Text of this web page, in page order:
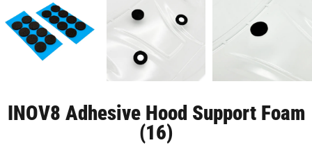
INOV8 Adhesive Hood Support Foam
(16)